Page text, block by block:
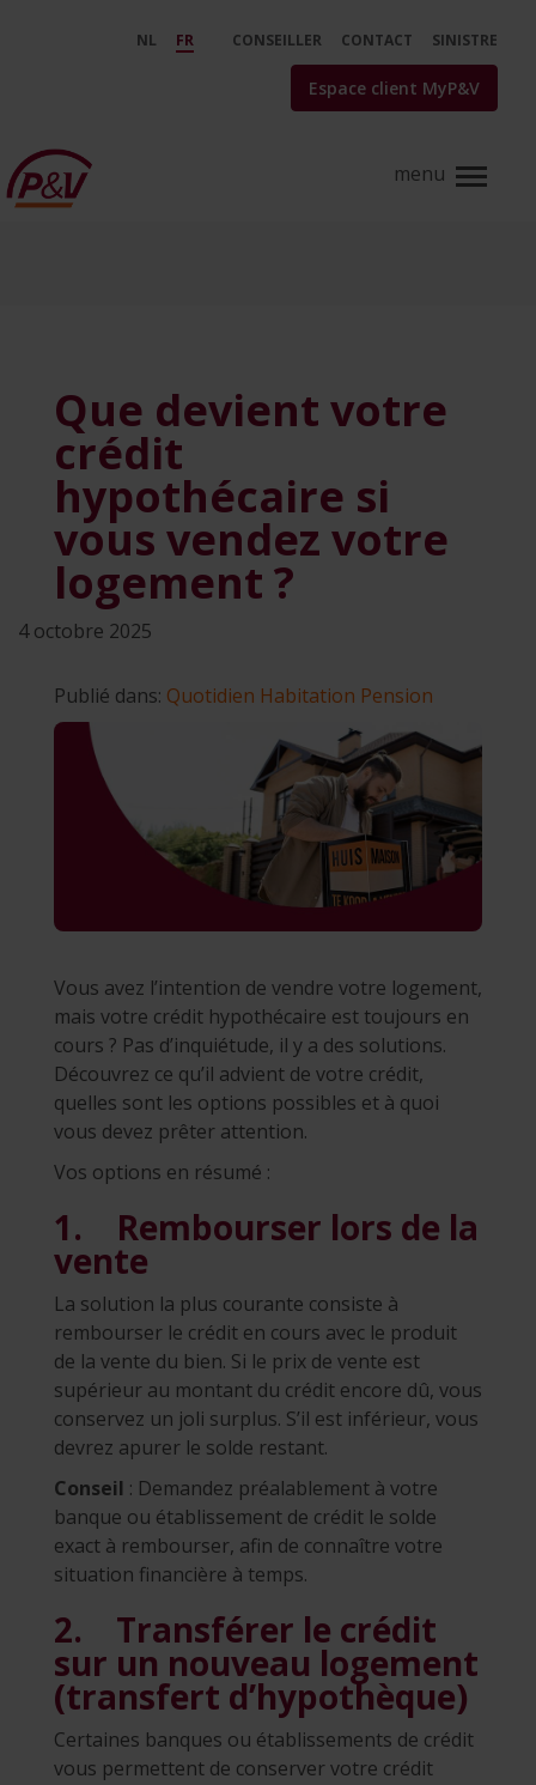
Que devient votre crédit
NL FR CONSEILLER CONTACT SINISTRE
Espace client MyP&V
Que devient votre
crédit
hypothécaire si
vous vendez votre
logement ?
4 octobre 2025
Publié dans: Quotidien Habitation Pension
Vous avez l’intention de vendre votre logement,
mais votre crédit hypothécaire est toujours en
cours ? Pas d’inquiétude, il y a des solutions.
Découvrez ce qu’il advient de votre crédit,
quelles sont les options possibles et à quoi
vous devez prêter attention.
Vos options en résumé :
1. Rembourser lors de la
vente
La solution la plus courante consiste à
rembourser le crédit en cours avec le produit
de la vente du bien. Si le prix de vente est
supérieur au montant du crédit encore dû, vous
conservez un joli surplus. S’il est inférieur, vous
devrez apurer le solde restant.
Conseil : Demandez préalablement à votre
banque ou établissement de crédit le solde
exact à rembourser, afin de connaître votre
situation financière à temps.
2. Transférer le crédit
sur un nouveau logement
(transfert d’hypothèque)
Certaines banques ou établissements de crédit
vous permettent de conserver votre crédit